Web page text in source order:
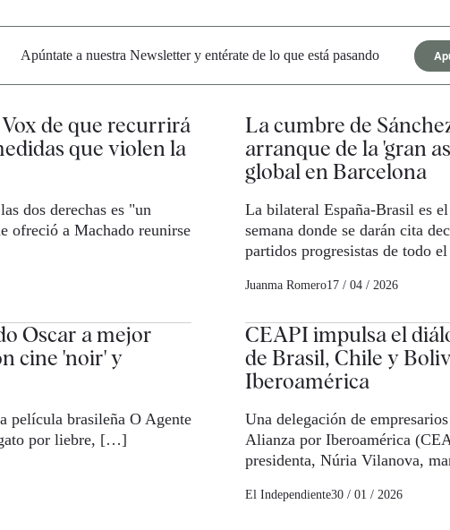
Apúntate a nuestra Newsletter y entérate de lo que está pasando
de que recurrirá
que violen la
dos derechas es "un
ofreció a Machado reunirse
La cumbre de
arranque de la 'gran
global en Barcelona
La bilateral España-Brasil es
semana donde se darán cita
partidos progresistas de todo
Juanma Romero17 / 04 / 2026
Oscar a mejor
cine 'noir' y
película brasileña O Agente
por liebre, […]
CEAPI impulsa el
de Brasil, Chile y
Iberoamérica
Una delegación de
Alianza por Iberoamérica
presidenta, Núria Vilanova,
El Independiente30 / 01 / 2026